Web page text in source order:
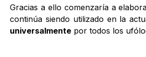
Gracias a ello comenzaría a
continúa siendo utilizado en la
universalmente por todos los